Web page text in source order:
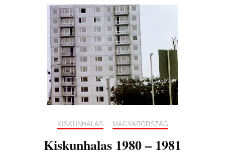
KISKUNHALAS , MAGYARORSZÁG
Kiskunhalas 1980 – 1981